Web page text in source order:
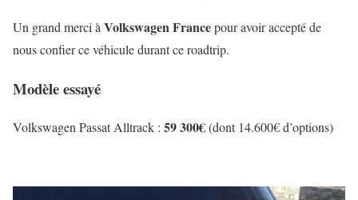
Un grand merci à Volkswagen Francepour avoir accepté de
nous confier ce véhicule durant ce roadtrip.
Modèle essayé
Volkswagen Passat Alltrack : 59 300€(dont 14.600€ d’options)